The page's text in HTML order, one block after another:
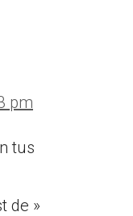
pm
tus
de »